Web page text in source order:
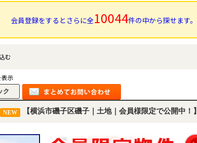
会員登録をするとさらに全10044件の中から探せます。
む
表示
NEW 【横浜市磯子区磯子｜土地｜会員様限定で公開中！】